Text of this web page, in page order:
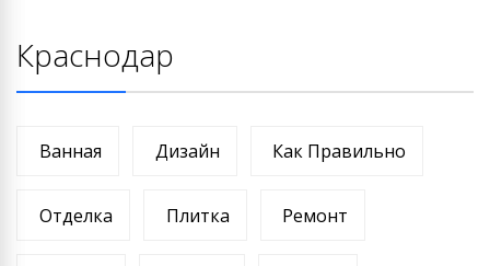
Краснодар
Ванная Дизайн Как Правильно
Отделка Плитка Ремонт